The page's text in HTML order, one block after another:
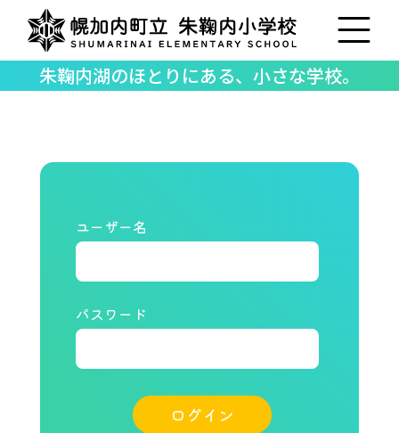
朱鞠内湖のほとりにある、小さな学校。
ユーザー名
パスワード